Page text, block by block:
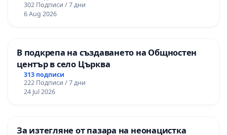
и качествено образование на учениците от
ОУ „Княз Александър I“ и Хуманитарна
302 Подписи / 7 дни
6 Aug 2026
В подкрепа на създаването на Общностен
център в село Църква
313 подписи
222 Подписи / 7 дни
24 Jul 2026
За изтегляне от пазара на неонацистка